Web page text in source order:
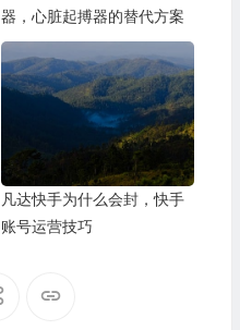
器，心脏起搏器的替代方案
凡达快手为什么会封，快手
账号运营技巧